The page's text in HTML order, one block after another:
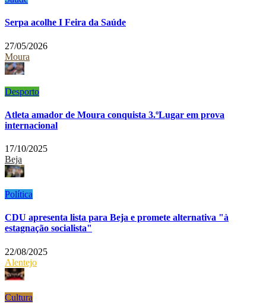
Serpa acolhe I Feira da Saúde
27/05/2026
Moura
Desporto
Atleta amador de Moura conquista 3.ºLugar em prova
internacional
17/10/2025
Beja
Política
CDU apresenta lista para Beja e promete alternativa "à
estagnação socialista"
22/08/2025
Alentejo
Cultura